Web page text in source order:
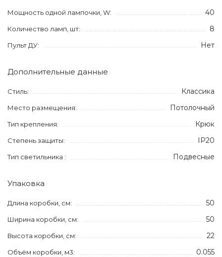
Мощность одной лампочки, W: 40
Количество ламп, шт: 8
Пульт ДУ: Нет
Дополнительные данные
Стиль: Классика
Место размещения: Потолочный
Тип крепления: Крюк
Степень защиты: IP20
Тип светильника : Подвесные
Упаковка
Длина коробки, см: 50
Ширина коробки, см: 50
Высота коробки, см: 22
Объём коробки, м3: 0.055